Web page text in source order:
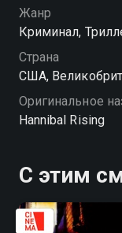
маленькую сестру
Жанр
Криминал,
Страна
США,
Оригинальное
Hannibal Rising
С этим